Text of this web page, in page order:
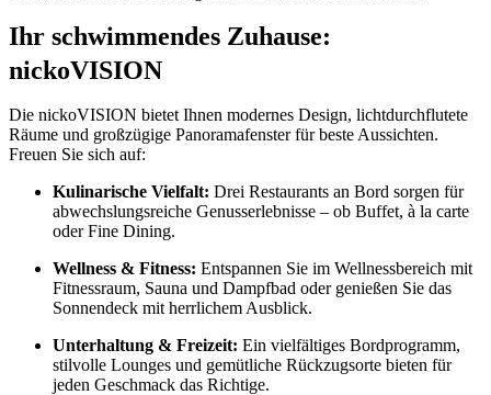
Ihr schwimmendes Zuhause:
nickoVISION
Die nickoVISION bietet Ihnen modernes Design, lichtdurchflutete
Räume und großzügige Panoramafenster für beste Aussichten.
Freuen Sie sich auf:
Kulinarische Vielfalt: Drei Restaurants an Bord sorgen für
abwechslungsreiche Genusserlebnisse – ob Buffet, à la carte
oder Fine Dining.
Wellness & Fitness: Entspannen Sie im Wellnessbereich mit
Fitnessraum, Sauna und Dampfbad oder genießen Sie das
Sonnendeck mit herrlichem Ausblick.
Unterhaltung & Freizeit: Ein vielfältiges Bordprogramm,
stilvolle Lounges und gemütliche Rückzugsorte bieten für
jeden Geschmack das Richtige.